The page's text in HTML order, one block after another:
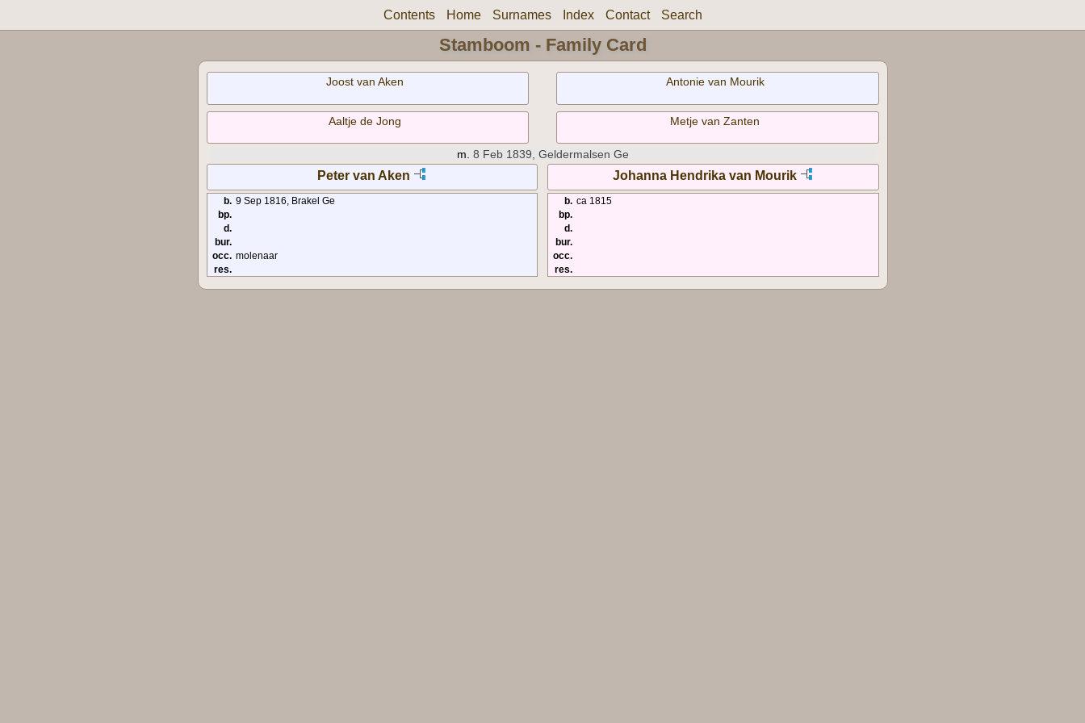
Contents Home Surnames Index Contact Search
Stamboom - Family Card
Joost van Aken Antonie van Mourik
Aaltje de Jong Metje van Zanten
m. 8 Feb 1839, Geldermalsen Ge
Peter van Aken Johanna Hendrika van Mourik
b. 9 Sep 1816, Brakel Ge
bp.
d.
bur.
occ. molenaar
res.
b. ca 1815
bp.
d.
bur.
occ.
res.